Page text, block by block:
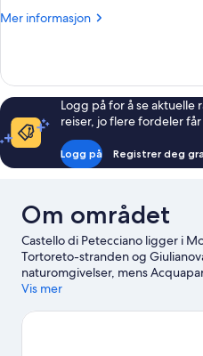
Mer informasjon
Mer
–
superior,
balkong,
sjøutsikt
Logg på for å se
reiser, jo flere fordeler
Logg på Registrer deg
Om området
Castello di Petecciano ligger i
Tortoreto-stranden og
naturomgivelser, mens
Scienza er noen av
det skjer noe spennende på
Vis mer